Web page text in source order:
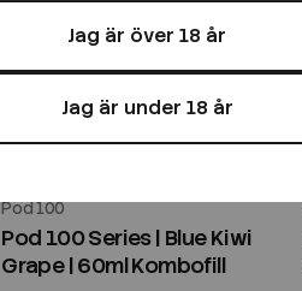
Pod 100
Pod 100 Series | Blue Kiwi
Grape | 60ml Kombofill
Jag är över 18 år
Jag är under 18 år